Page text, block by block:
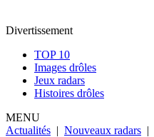
Divertissement
TOP 10
Images drôles
Jeux radars
Histoires drôles
MENU
Actualités | Nouveaux radars |